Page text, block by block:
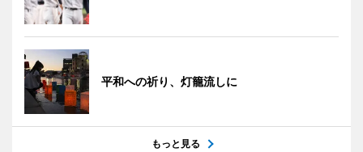
平和への祈り、灯籠流しに
もっと見る